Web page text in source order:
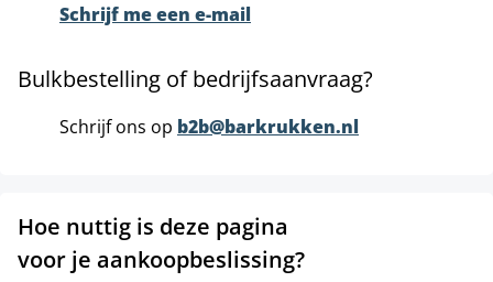
Schrijf me een e-mail
Bulkbestelling of bedrijfsaanvraag?
Schrijf ons op b2b@barkrukken.nl
Hoe nuttig is deze pagina
voor je aankoopbeslissing?